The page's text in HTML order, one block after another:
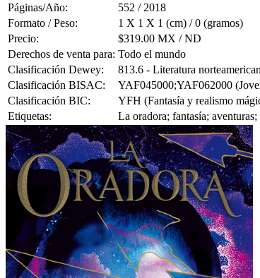
Páginas/Año:
552 / 2018
Formato / Peso:
1 X 1 X 1 (cm) / 0 (gramos)
Precio:
$319.00 MX / ND
Derechos de venta para: Todo el mundo
Clasificación Dewey:
813.6 - Literatura
Clasificación BISAC:
YAF045000;YAF062000
Clasificación BIC:
YFH (Fantasía y realismo
Etiquetas:
La oradora; fantasía;